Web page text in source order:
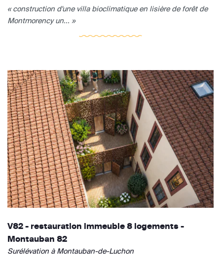
« construction d'une villa bioclimatique en lisière de forêt de
Montmorency un... »
V82 - restauration immeuble 8 logements -
Montauban 82
Surélévation à Montauban-de-Luchon